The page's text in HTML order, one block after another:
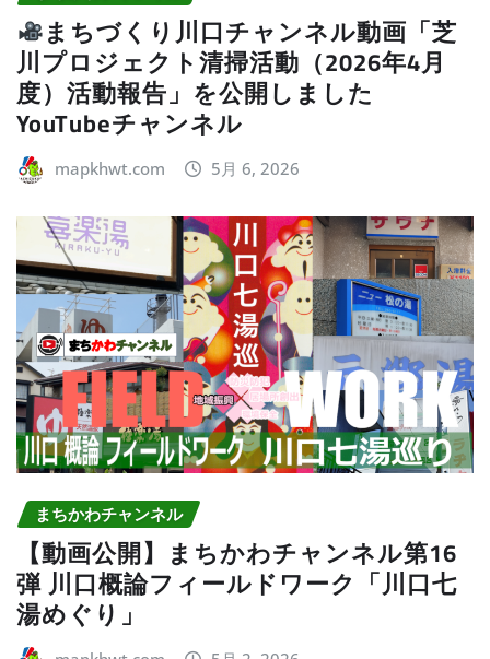
まちづくり川口チャンネル動画「芝
川プロジェクト清掃活動（2026年4月
度）活動報告」を公開しました
YouTubeチャンネル
mapkhwt.com 5月 6, 2026
まちかわチャンネル
【動画公開】まちかわチャンネル第16
弾 川口概論フィールドワーク「川口七
湯めぐり」